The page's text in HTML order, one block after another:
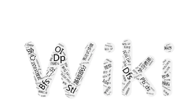
常见技巧
Atom
Eclipse
CCR Plus
Lemon
Validator
Interactor
运算
流程控制语句
bitset
string
重载运算符
引用
别
插入排序
计数排序
四边形不等式优化
Slope Trick 优化
格雷码
最大公约数
欧拉函数
快速数论变换
快速沃尔什变换
斐波那契数列
错位排列
矩阵
初等变换
域论
Schreier–Sims 算法
随机变量的数字特征
概率不等式
非公平组合游戏
牛顿迭代法
左偏树
树分块
Sqrt Tree
猫树
区间最值操作 & 区间历史
值
WBLT
替罪羊树
可持久化平衡树
可持久化字典树
树状数组套权值线段树
分块套树状数组
Top Tree
树的重心
最近公共祖先
同余最短路
圆方树
点/边连通度
费用流
上下界网络流
一般图最大匹配
一般图最大权匹配
莫队算法
模拟退火